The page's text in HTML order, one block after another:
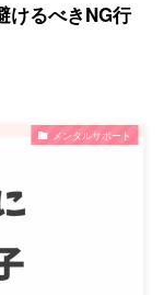
けるべきNG行
メンタルサポート